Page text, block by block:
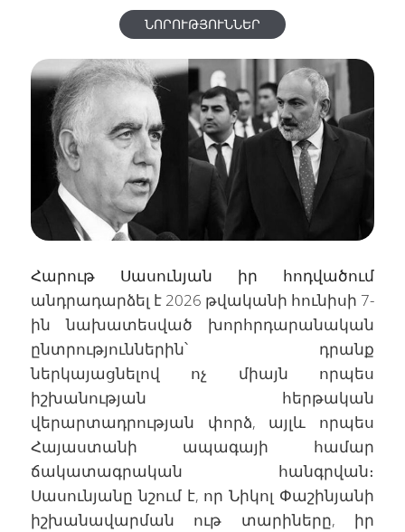
ՆՈՐՈՒԹՅՈՒՆՆԵՐ
Հարութ Սասունյան իր հոդվածում
անդրադարձել է 2026 թվականի հունիսի 7-
ին նախատեսված խորհրդարանական
ընտրություններին՝ դրանք
ներկայացնելով ոչ միայն որպես
իշխանության հերթական
վերարտադրության փորձ, այլև որպես
Հայաստանի ապագայի համար
ճակատագրական հանգրվան։
Սասունյանը նշում է, որ Նիկոլ Փաշինյանի
իշխանավարման ութ տարիները, իր